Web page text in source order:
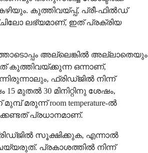
കുത്തിവയ്പ്പ്, പ്രീ-ഫിൽഡ്
ലഭ്യമാണ്, ഇത് പ്രക്രിയ
അല്ലെങ്കിൽ അല്ലാതെയും
കുത്തിവയ്ക്കുന്ന ഒന്നാണ്,
ഫ്രിഡ്ജിൽ നിന്ന്
മുതൽ 30 മിനിറ്റിനു ശേഷം,
മരുന്ന് room temperature-ൽ
പ്രധാനമാണ്.
സൂക്ഷിക്കുക, എന്നാൽ
പ്രകാശത്തിൽ നിന്ന്